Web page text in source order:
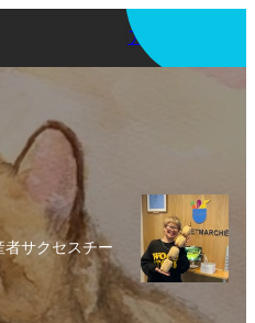
アプリを使う
サクセスチー